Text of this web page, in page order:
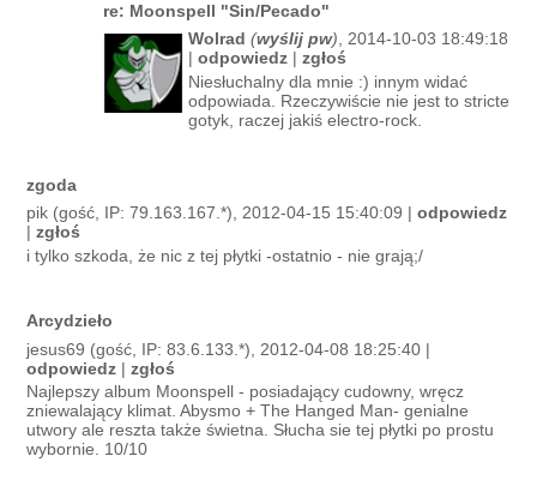
re: Moonspell "Sin/Pecado"
Wolrad (wyślij pw), 2014-10-03 18:49:18
| odpowiedz| zgłoś
Niesłuchalny dla mnie :) innym widać
odpowiada. Rzeczywiście nie jest to stricte
gotyk, raczej jakiś electro-rock.
zgoda
pik (gość, IP: 79.163.167.*), 2012-04-15 15:40:09 |odpowiedz
|zgłoś
i tylko szkoda, że nic z tej płytki -ostatnio - nie grają;/
Arcydzieło
jesus69 (gość, IP: 83.6.133.*), 2012-04-08 18:25:40 |
odpowiedz |zgłoś
Najlepszy album Moonspell - posiadający cudowny, wręcz
zniewalający klimat. Abysmo + The Hanged Man- genialne
utwory ale reszta także świetna. Słucha sie tej płytki po prostu
wybornie. 10/10